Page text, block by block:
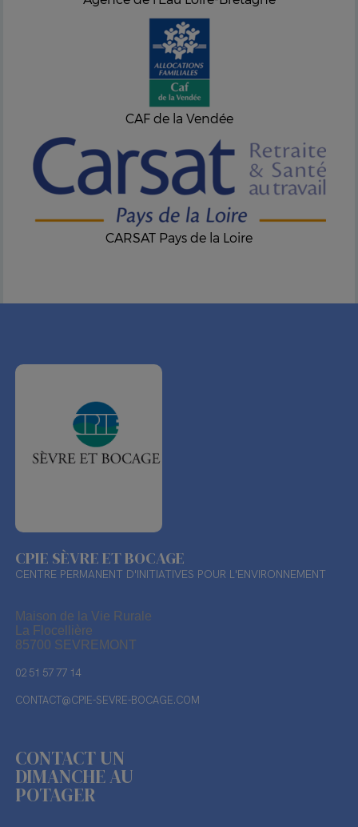
CAF de la Vendée
CARSAT Pays de la Loire
CPIE SÈVRE ET BOCAGE
CENTRE PERMANENT D'INITIATIVES POUR L'ENVIRONNEMENT
Maison de la Vie Rurale
La Flocellière
85700 SEVREMONT
02 51 57 77 14
CONTACT@CPIE-SEVRE-BOCAGE.COM
CONTACT UN
DIMANCHE AU
POTAGER